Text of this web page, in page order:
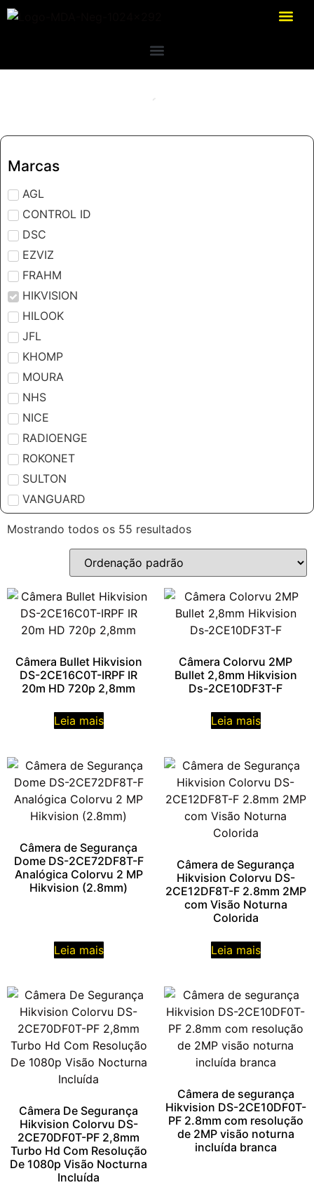
Marcas
AGL
CONTROL ID
DSC
EZVIZ
FRAHM
HIKVISION
HILOOK
JFL
KHOMP
MOURA
NHS
NICE
RADIOENGE
ROKONET
SULTON
VANGUARD
Mostrando todos os 55 resultados
Câmera Bullet Hikvision
DS-2CE16C0T-IRPF IR
20m HD 720p 2,8mm
Leia mais
Câmera Colorvu 2MP
Bullet 2,8mm Hikvision
Ds-2CE10DF3T-F
Leia mais
Câmera de Segurança
Dome DS-2CE72DF8T-F
Analógica Colorvu 2 MP
Hikvision (2.8mm)
Leia mais
Câmera de Segurança
Hikvision Colorvu DS-
2CE12DF8T-F 2.8mm 2MP
com Visão Noturna
Colorida
Leia mais
Câmera De Segurança
Hikvision Colorvu DS-
2CE70DF0T-PF 2,8mm
Turbo Hd Com Resolução
De 1080p Visão Nocturna
Incluída
Câmera de segurança
Hikvision DS-2CE10DF0T-
PF 2.8mm com resolução
de 2MP visão noturna
incluída branca